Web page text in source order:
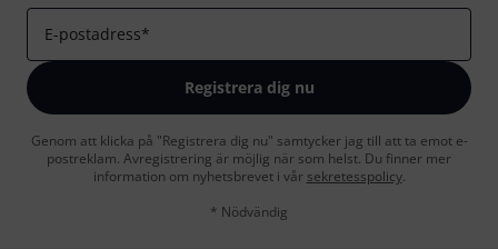
E-postadress*
Registrera dig nu
Genom att klicka på "Registrera dig nu" samtycker jag till att ta emot e-
postreklam. Avregistrering är möjlig när som helst. Du finner mer
information om nyhetsbrevet i vår sekretesspolicy.
* Nödvändig